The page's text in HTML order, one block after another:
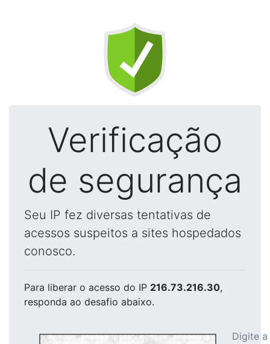
Verificação
de segurança
Seu IP fez diversas tentativas de
acessos suspeitos a sites hospedados
conosco.
Para liberar o acesso do IP 216.73.216.30,
responda ao desafio abaixo.
Digite